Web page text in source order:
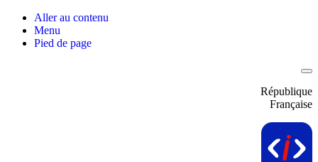
Aller au contenu
Menu
Pied de page
République
Française